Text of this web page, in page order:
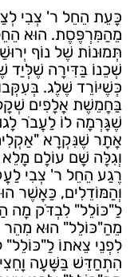
כָּעֵת הֵחֵל ר' צְבִי
מֵהַמִּרְפֶּסֶת. הוּא
תְּמוּנוֹת שֶׁל נוֹף
שְׁכֵנוֹ בַּדִּירָה שֶׁלְּיַד
בַּחֲמֵשֶׁת אֲלָפִים
שֶׁגָּרְמָה לוֹ לַעֲבֹר
אֲתָר שֶׁנִּקְרָא
וְגִלָּה שָׁם עוֹלָם מָלֵא
רֶגַע הֵחֵל ר' צְבִי
וְהַמּוֹדֵלִים, כַּאֲשֶׁר
לַ"כּוֹלֵל" לִבְדֹּק מָה
מֵהַ"כּוֹלֵל" הוּא
לִפְנֵי צֵאתוֹ
הִתְחַדֵּשׁ בַּשָּׁעָה וָחֵצִי